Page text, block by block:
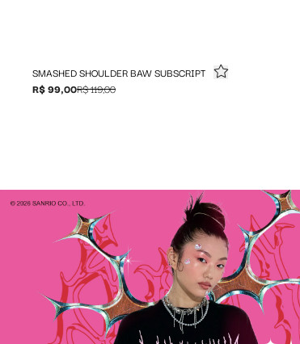
SMASHED SHOULDER BAW SUBSCRIPT
R$ 99,00R$ 119,00